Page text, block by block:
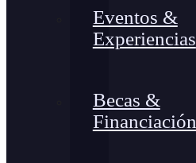
Eventos &
Experiencias
Becas &
Financiación